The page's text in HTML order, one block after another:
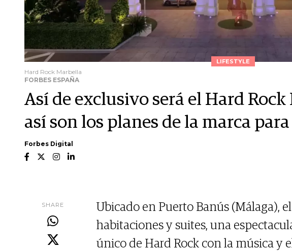
LIFESTYLE
Hard Rock Marbella
FORBES ESPAÑA
Así de exclusivo será el Hard
así son los planes de la marca
Forbes Digital
SHARE
Ubicado en Puerto Banús (Málaga),
habitaciones y suites, una
único de Hard Rock con la música y